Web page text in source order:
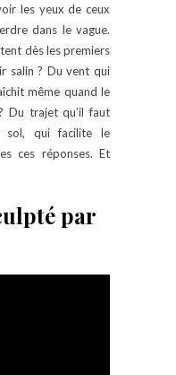
les yeux de ceux
dans le vague.
dès les premiers
salin ? Du vent qui
même quand le
Du trajet qu’il faut
sol, qui facilite le
ces réponses. Et
par